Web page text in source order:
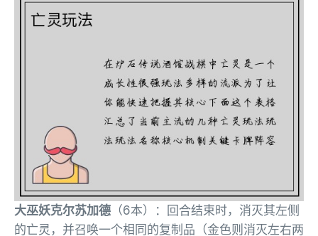
大巫妖克尔苏加德 （6本）：回合结束时，消灭其左侧
的亡灵，并召唤一个相同的复制品（金色则消灭左右两